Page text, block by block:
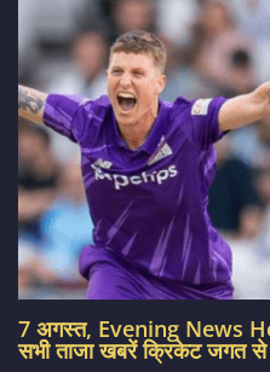
7 अगस्त, Evening News
सभी ताजा खबरें क्रिकेट जगत से